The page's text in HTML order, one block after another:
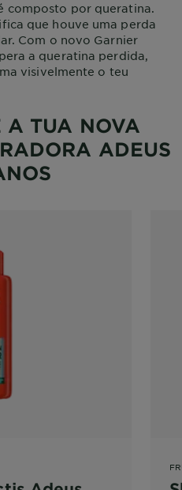
composto por queratina.
que houve uma perda
Com o novo Garnier
a queratina perdida,
visivelmente o teu
A TUA NOVA
ADEUS